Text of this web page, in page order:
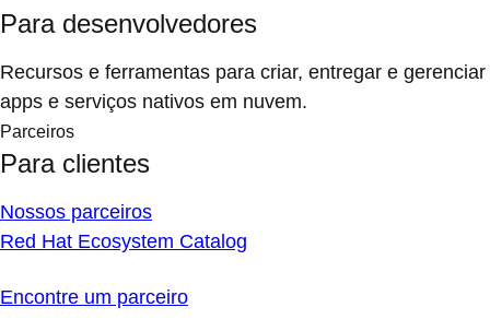
Para desenvolvedores
Recursos e ferramentas para criar, entregar e gerenciar
apps e serviços nativos em nuvem.
Parceiros
Para clientes
Nossos parceiros
Red Hat Ecosystem Catalog
Encontre um parceiro